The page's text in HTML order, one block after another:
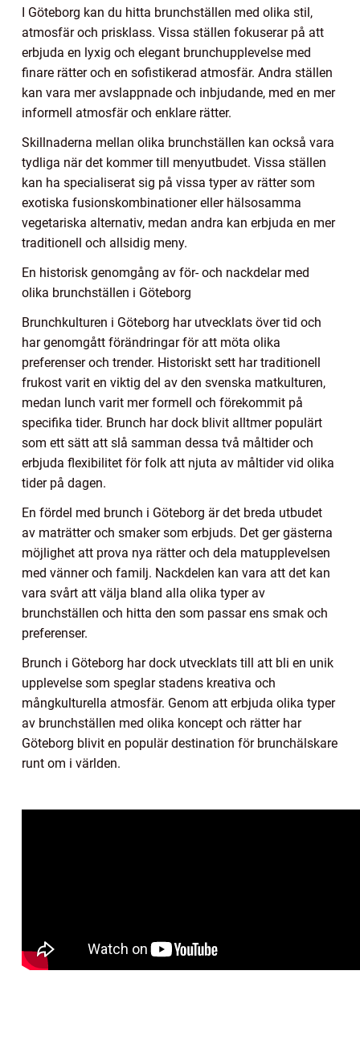
I Göteborg kan du hitta brunchställen med olika stil,
atmosfär och prisklass. Vissa ställen fokuserar på att
erbjuda en lyxig och elegant brunchupplevelse med
finare rätter och en sofistikerad atmosfär. Andra ställen
kan vara mer avslappnade och inbjudande, med en mer
informell atmosfär och enklare rätter.
Skillnaderna mellan olika brunchställen kan också vara
tydliga när det kommer till menyutbudet. Vissa ställen
kan ha specialiserat sig på vissa typer av rätter som
exotiska fusionskombinationer eller hälsosamma
vegetariska alternativ, medan andra kan erbjuda en mer
traditionell och allsidig meny.
En historisk genomgång av för- och nackdelar med
olika brunchställen i Göteborg
Brunchkulturen i Göteborg har utvecklats över tid och
har genomgått förändringar för att möta olika
preferenser och trender. Historiskt sett har traditionell
frukost varit en viktig del av den svenska matkulturen,
medan lunch varit mer formell och förekommit på
specifika tider. Brunch har dock blivit alltmer populärt
som ett sätt att slå samman dessa två måltider och
erbjuda flexibilitet för folk att njuta av måltider vid olika
tider på dagen.
En fördel med brunch i Göteborg är det breda utbudet
av maträtter och smaker som erbjuds. Det ger gästerna
möjlighet att prova nya rätter och dela matupplevelsen
med vänner och familj. Nackdelen kan vara att det kan
vara svårt att välja bland alla olika typer av
brunchställen och hitta den som passar ens smak och
preferenser.
Brunch i Göteborg har dock utvecklats till att bli en unik
upplevelse som speglar stadens kreativa och
mångkulturella atmosfär. Genom att erbjuda olika typer
av brunchställen med olika koncept och rätter har
Göteborg blivit en populär destination för brunchälskare
runt om i världen.